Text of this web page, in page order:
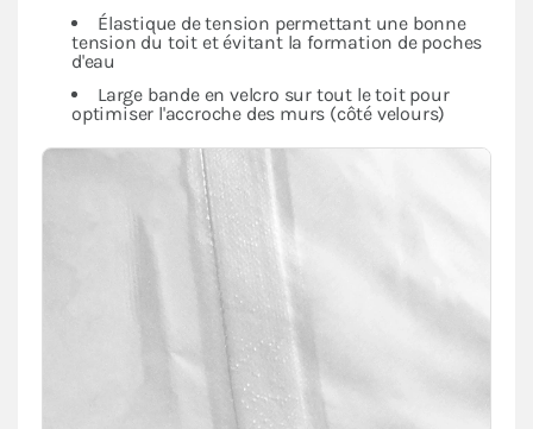
Élastique de tension permettant une bonne
tension du toit et évitant la formation de poches
d'eau
Large bande en velcro sur tout le toit pour
optimiser l'accroche des murs (côté velours)